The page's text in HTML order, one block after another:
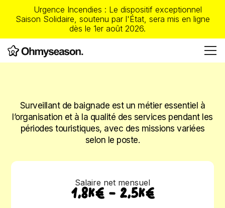
Urgence Incendies : Le dispositif exceptionnel
Saison Solidaire, soutenu par l'État, sera mis en ligne
dès le 1er août 2026.
Surveillant de baignade est un métier essentiel à
l’organisation et à la qualité des services pendant les
périodes touristiques, avec des missions variées
selon le poste.
Salaire net mensuel
1,8K€ - 2,5K€